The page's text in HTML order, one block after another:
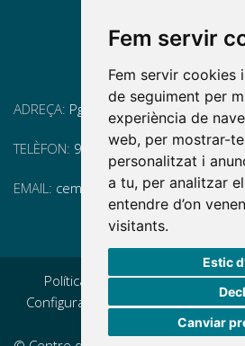
Fem servir
Fem servir cookies
de seguiment per
experiència de
web, per mostrar-
personalitzat i
a tu, per analitzar
entendre d’on
visitants.
Estic
Canviar
ADREÇA: Pg. Vall d'Hebron, 119-129,
TELÈFON: 93 175 15 55
EMAIL: cem-cat@cem-cat.org
Política de privacidad|Aviso
Configurar cookies|Condicions
Política